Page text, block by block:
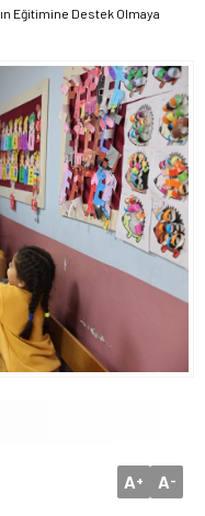
Eğitimine Destek Olmaya
A+ A-